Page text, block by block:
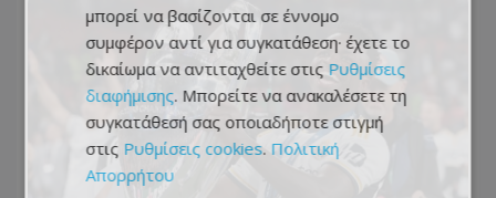
μπορεί να βασίζονται σε έννομο
συμφέρον αντί για συγκατάθεση· έχετε το
δικαίωμα να αντιταχθείτε στις Ρυθμίσεις
διαφήμισης. Μπορείτε να ανακαλέσετε τη
συγκατάθεσή σας οποιαδήποτε στιγμή
στις Ρυθμίσεις cookies. Πολιτική
Απορρήτου